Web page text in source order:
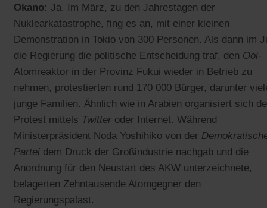
Okano: Ja. Im März, zu den Jahrestagen der
Nuklearkatastrophe, fing es an, mit einer kleinen
Demonstration in Tokio von 300 Personen. Als dann im
die Regierung die politische Entscheidung traf, den Ooi-
Atomreaktor in der Provinz Fukui wieder in Betrieb zu
nehmen, protestierten rund 170 000 Bürger, darunter
junge Familien. Ähnlich wie in Arabien organisiert sich
Protest mittels Twitter oder Internet. Während
Ministerpräsident Noda Yoshihiko von der
Partei dem Druck der Großindustrie nachgab und die
Anordnung für den Neustart des AKW unterzeichnete,
belagerten Zehntausende Atomgegner den
Regierungspalast.